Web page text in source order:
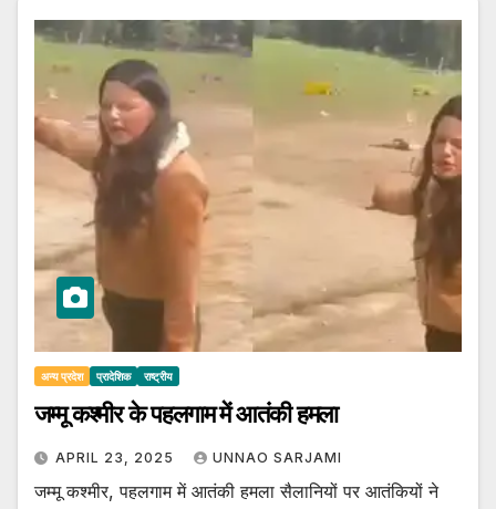
अन्य प्रदेश प्रादेशिक राष्ट्रीय
जम्मू कश्मीर के पहलगाम में आतंकी हमला
APRIL 23, 2025 UNNAO SARJAMI
जम्मू कश्मीर, पहलगाम में आतंकी हमला सैलानियों पर आतंकियों ने